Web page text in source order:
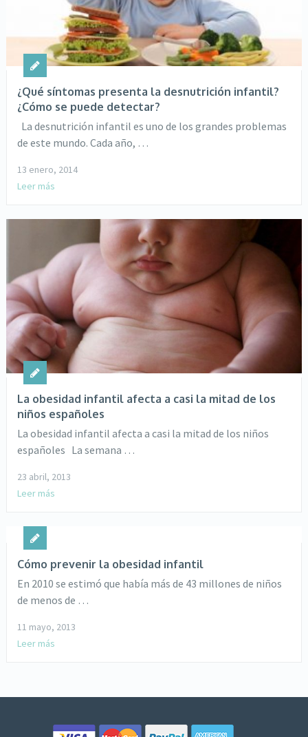
¿Qué síntomas presenta la desnutrición infantil?
¿Cómo se puede detectar?
La desnutrición infantil es uno de los grandes problemas
de este mundo. Cada año, …
13 enero, 2014
Leer más
La obesidad infantil afecta a casi la mitad de los
niños españoles
La obesidad infantil afecta a casi la mitad de los niños
españoles La semana …
23 abril, 2013
Leer más
Cómo prevenir la obesidad infantil
En 2010 se estimó que había más de 43 millones de niños
de menos de …
11 mayo, 2013
Leer más